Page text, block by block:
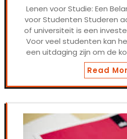
Lenen voor Studie: Een
voor Studenten Studeren
of universiteit is een
Voor veel studenten kan
een uitdaging zijn om de
Read